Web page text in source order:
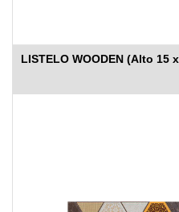
LISTELO WOODEN (Alto 15